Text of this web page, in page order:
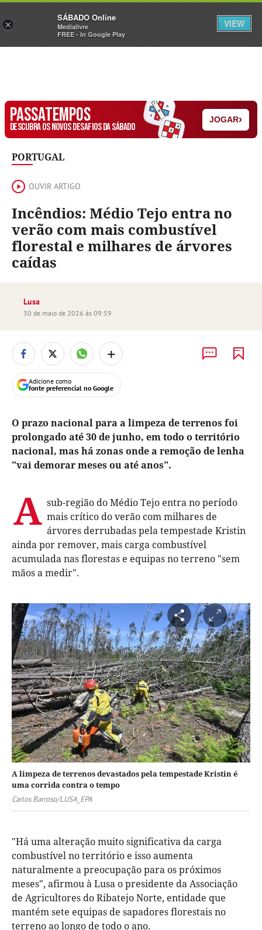
Sábado Assine Iniciar Sessão
PASSATEMPOS
DESCUBRA OS NOVOS DESAFIOS DA SÁBADO
JOGAR›
PORTUGAL
OUVIR ARTIGO
Incêndios: Médio Tejo entra no
verão com mais combustível
florestal e milhares de árvores
caídas
Lusa
30 de maio de 2026 às 09:59
+
Adicione como
fonte preferencial no Google
O prazo nacional para a limpeza de terrenos foi
prolongado até 30 de junho, em todo o território
nacional, mas há zonas onde a remoção de lenha
"vai demorar meses ou até anos".
A sub-região do Médio Tejo entra no período
mais crítico do verão com milhares de
árvores derrubadas pela tempestade Kristin
ainda por remover, mais carga combustível
acumulada nas florestas e equipas no terreno "sem
mãos a medir".
A limpeza de terrenos devastados pela tempestade Kristin é
uma corrida contra o tempo
Carlos Barroso/LUSA_EPA
"Há uma alteração muito significativa da carga
combustível no território e isso aumenta
naturalmente a preocupação para os próximos
meses", afirmou à Lusa o presidente da Associação
de Agricultores do Ribatejo Norte, entidade que
mantém sete equipas de sapadores florestais no
terreno ao longo de todo o ano.
×
SÁBADO Online
Medialivre
FREE - In Google Play
VIEW